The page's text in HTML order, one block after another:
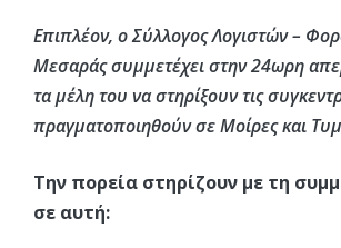
Επιπλέον, ο Σύλλογος Λογιστών –
Μεσαράς συμμετέχει στην 24ωρη
τα μέλη του να στηρίξουν τις
πραγματοποιηθούν σε Μοίρες και
Την πορεία στηρίζουν με τη
σε αυτή: